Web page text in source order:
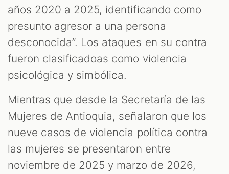
años 2020 a 2025, identificando como
presunto agresor a una persona
desconocida”. Los ataques en su contra
fueron clasificadoas como violencia
psicológica y simbólica.
Mientras que desde la Secretaría de las
Mujeres de Antioquia, señalaron que los
nueve casos de violencia política contra
las mujeres se presentaron entre
noviembre de 2025 y marzo de 2026,